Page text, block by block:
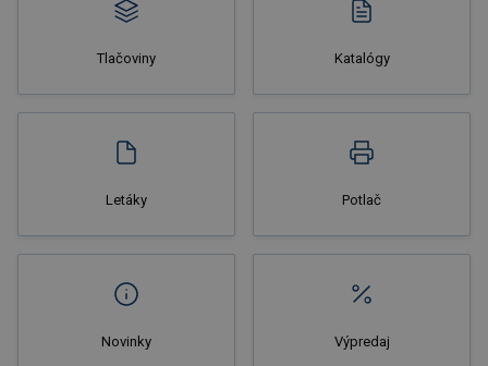
Tlačoviny Katalógy
Letáky Potlač
Novinky Výpredaj